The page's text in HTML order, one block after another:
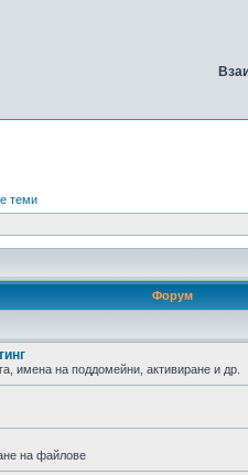
теми
Форум
имена на поддомейни, активиране и др.
на файлове